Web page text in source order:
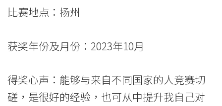
国
学
院
比赛地点：扬州
获奖年份及月份：2023年10月
得奖心声：能够与来自不同国家的人竞赛切
磋，是很好的经验，也可从中提升我自己对